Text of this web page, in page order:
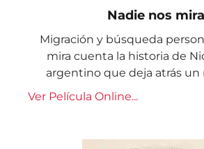
Nadie nos mira
Migración y búsqueda
mira cuenta la historia de
argentino que deja atrás
Ver Película Online...